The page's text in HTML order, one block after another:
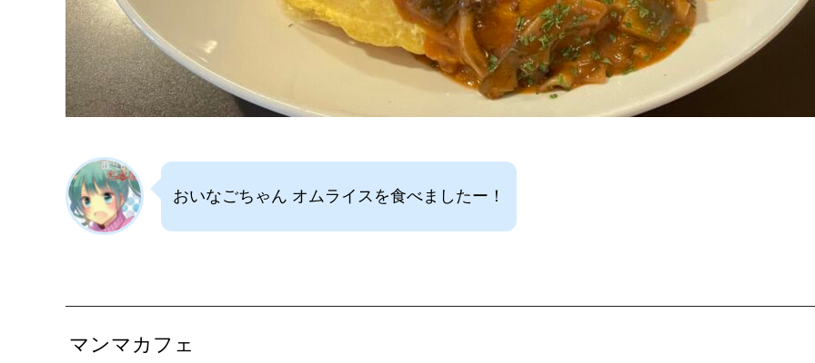
おいなごちゃん オムライスを食べましたー！
マンマカフェ